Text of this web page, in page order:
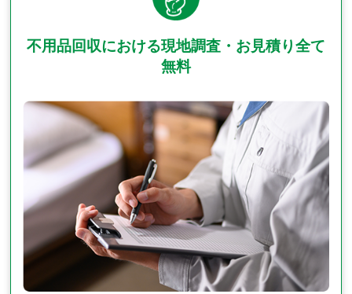
不用品回収における現地調査・お見積り全て
無料